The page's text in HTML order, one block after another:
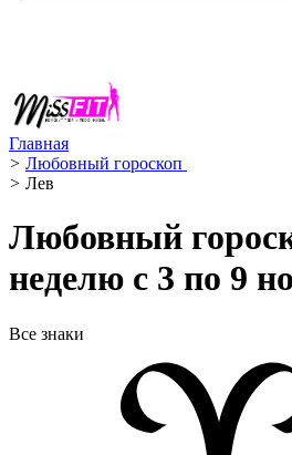
Главная
> Любовный гороскоп ️
> Лев ️
Любовный
неделю с 3 по 9
Все знаки